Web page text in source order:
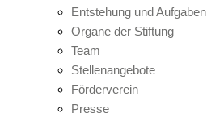
Entstehung und Aufgaben
Organe der Stiftung
Team
Stellenangebote
Förderverein
Presse